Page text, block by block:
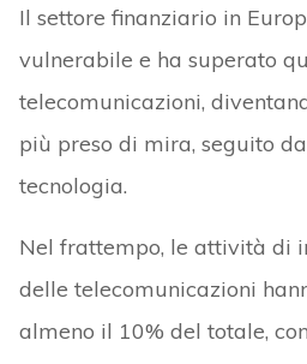
Il settore finanziario in
vulnerabile e ha superato
telecomunicazioni,
più preso di mira, seguito
tecnologia.
Nel frattempo, le attività di
delle telecomunicazioni
almeno il 10% del totale,